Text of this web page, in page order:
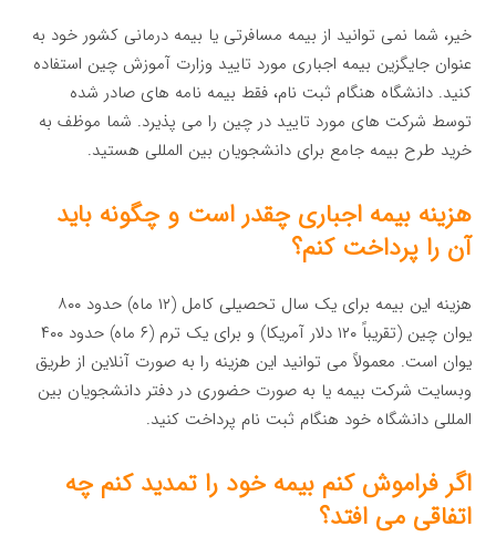
خیر، شما نمی توانید از بیمه مسافرتی یا بیمه درمانی کشور خود به
عنوان جایگزین بیمه اجباری مورد تایید وزارت آموزش چین استفاده
کنید. دانشگاه هنگام ثبت نام، فقط بیمه نامه های صادر شده
توسط شرکت های مورد تایید در چین را می پذیرد. شما موظف به
خرید طرح بیمه جامع برای دانشجویان بین المللی هستید.
هزینه بیمه اجباری چقدر است و چگونه باید
آن را پرداخت کنم؟
هزینه این بیمه برای یک سال تحصیلی کامل (۱۲ ماه) حدود ۸۰۰
یوان چین (تقریباً ۱۲۰ دلار آمریکا) و برای یک ترم (۶ ماه) حدود ۴۰۰
یوان است. معمولاً می توانید این هزینه را به صورت آنلاین از طریق
وبسایت شرکت بیمه یا به صورت حضوری در دفتر دانشجویان بین
المللی دانشگاه خود هنگام ثبت نام پرداخت کنید.
اگر فراموش کنم بیمه خود را تمدید کنم چه
اتفاقی می افتد؟